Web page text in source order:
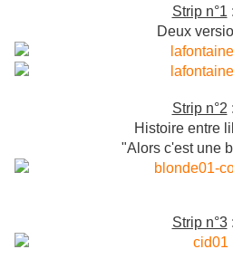
Strip n°1 :
Deux
Strip n°2 :
Histoire entre
"Alors c'est une
Strip n°3: